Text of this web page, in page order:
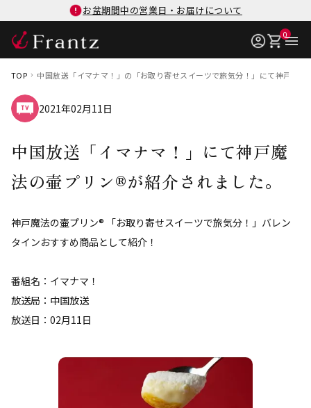
お盆期間中の営業日・お届けについて
0
TOP 中国放送「イマナマ！」の「お取り寄せスイーツで旅気分！」にて神戸魔
2021年02月11日
中国放送「イマナマ！」にて神戸魔
法の壷プリン®が紹介されました。
神戸魔法の壷プリン® 「お取り寄せスイーツで旅気分！」バレン
タインおすすめ商品として紹介！
番組名：イマナマ！
放送局：中国放送
放送日：02月11日